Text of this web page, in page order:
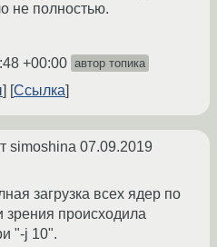
не полностью.
+00:00 автор топика
Ссылка
simoshina 07.09.2019
загрузка всех ядер по
зрения происходила
"-j 10".